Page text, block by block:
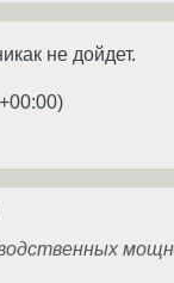
не дойдет.
)